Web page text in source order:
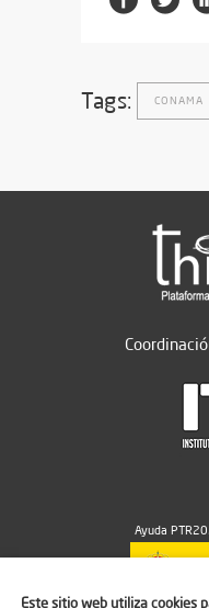
Tags: CONAMA
Ayuda
Este sitio web utiliza cookies